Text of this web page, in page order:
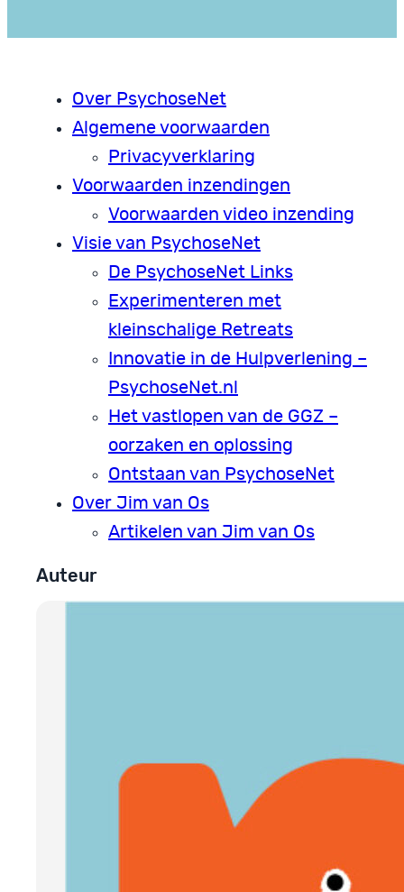
Over PsychoseNet
Algemene voorwaarden
Privacyverklaring
Voorwaarden inzendingen
Voorwaarden video inzending
Visie van PsychoseNet
De PsychoseNet Links
Experimenteren met
kleinschalige Retreats
Innovatie in de Hulpverlening –
PsychoseNet.nl
Het vastlopen van de GGZ –
oorzaken en oplossing
Ontstaan van PsychoseNet
Over Jim van Os
Artikelen van Jim van Os
Auteur